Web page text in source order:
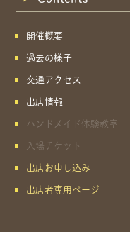
開催概要
過去の様子
交通アクセス
出店情報
ハンドメイド体験教室
入場チケット
出店お申し込み
出店者専用ページ